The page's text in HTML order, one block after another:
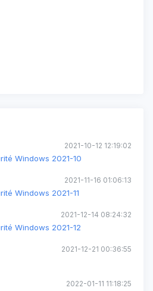
2021-10-12 12:19:02
Windows 2021-10
2021-11-16 01:06:13
Windows 2021-11
2021-12-14 08:24:32
Windows 2021-12
2021-12-21 00:36:55
2022-01-11 11:18:25